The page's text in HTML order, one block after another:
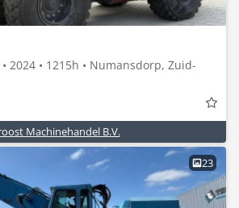
2024 • 1215h • Numansdorp, Zuid-
Machinehandel B.V.
23